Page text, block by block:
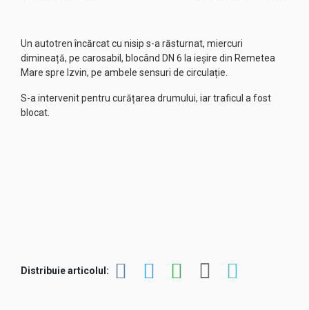
Un autotren încărcat cu nisip s-a răsturnat, miercuri
dimineață, pe carosabil, blocând DN 6 la ieșire din Remetea
Mare spre Izvin, pe ambele sensuri de circulație.
S-a intervenit pentru curățarea drumului, iar traficul a fost
blocat.
Distribuie articolul: